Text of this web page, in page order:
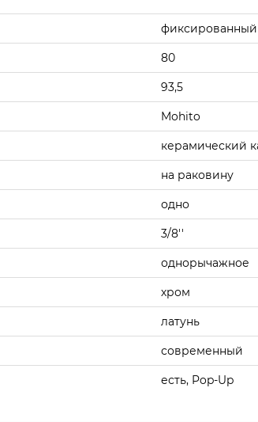
фиксированный
80
93,5
Mohito
керамический
на раковину
одно
3/8''
однорычажное
хром
латунь
современный
есть, Pop-Up